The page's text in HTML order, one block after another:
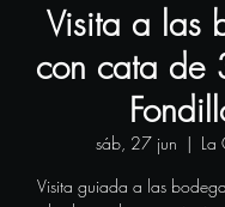
Visita a las
con cata de
sáb, 27 jun
  |
La
Visita guiada a las